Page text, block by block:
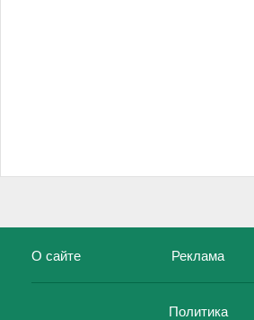
О сайте Реклама
Политика